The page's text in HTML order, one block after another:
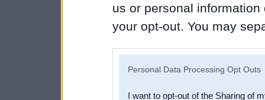
us or personal
your opt-out. You may
Personal Data Processing Opt Outs
I want to opt-out of the Sharing of